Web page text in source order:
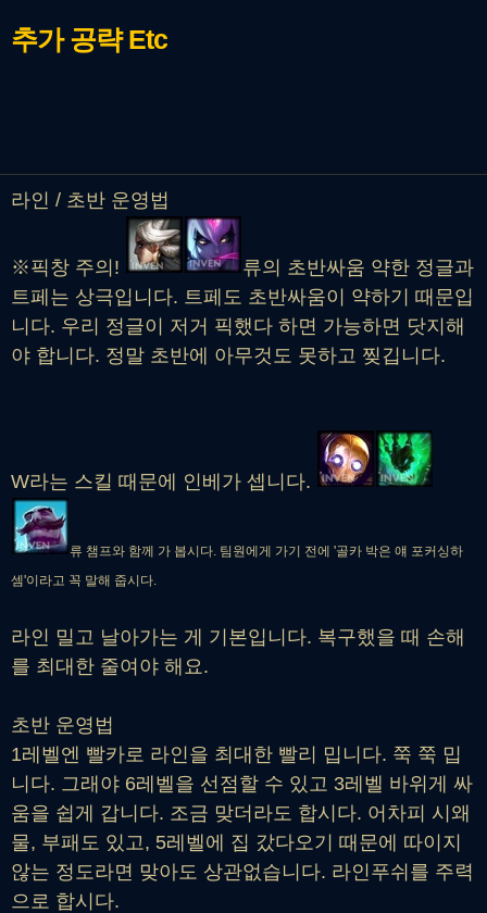
추가 공략Etc
라인 / 초반 운영법
※픽창 주의!
류의 초반싸움 약한 정글과
트페는 상극입니다. 트페도 초반싸움이 약하기 때문입
니다. 우리 정글이 저거 픽했다 하면 가능하면 닷지해
야 합니다. 정말 초반에 아무것도 못하고 찢깁니다.
W라는 스킬 때문에 인베가 셉니다.
류 챔프와 함께 가 봅시다. 팀원에게 가기 전에 '골카 박은 얘 포커싱하
셈'이라고 꼭 말해 줍시다.
라인 밀고 날아가는 게 기본입니다. 복구했을 때 손해
를 최대한 줄여야 해요.
초반 운영법
1레벨엔 빨카로 라인을 최대한 빨리 밉니다. 쭉 쭉 밉
니다. 그래야 6레벨을 선점할 수 있고 3레벨 바위게 싸
움을 쉽게 갑니다. 조금 맞더라도 합시다. 어차피 시왜
물, 부패도 있고, 5레벨에 집 갔다오기 때문에 따이지
않는 정도라면 맞아도 상관없습니다. 라인푸쉬를 주력
으로 합시다.